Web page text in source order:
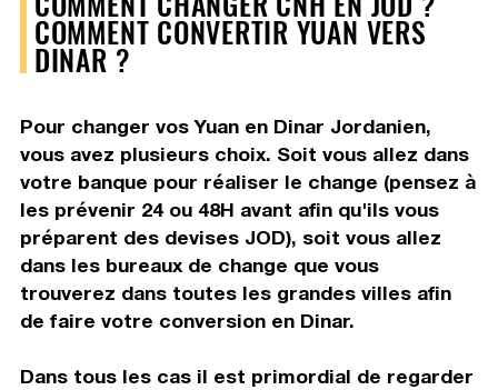
COMMENT CONVERTIR YUAN VERS
DINAR ?
Pour changer vos Yuan en Dinar Jordanien,
vous avez plusieurs choix. Soit vous allez dans
votre banque pour réaliser le change (pensez à
les prévenir 24 ou 48H avant afin qu'ils vous
préparent des devises JOD), soit vous allez
dans les bureaux de change que vous
trouverez dans toutes les grandes villes afin
de faire votre conversion en Dinar.
Dans tous les cas il est primordial de regarder